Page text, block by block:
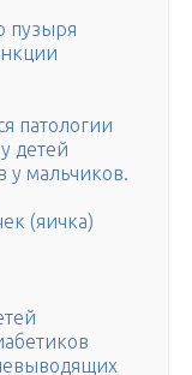
пузыря
патологии
детей
у мальчиков.
(яичка)